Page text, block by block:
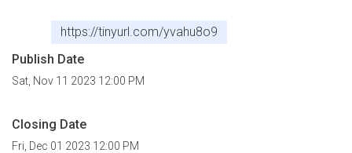
https://tinyurl.com/yvahu8o9
Publish Date
Sat, Nov 11 2023 12:00 PM
Closing Date
Fri, Dec 01 2023 12:00 PM